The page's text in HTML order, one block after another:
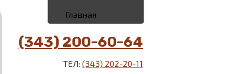
Главная
(343) 200-60-64
ТЕЛ: (343) 202-20-11